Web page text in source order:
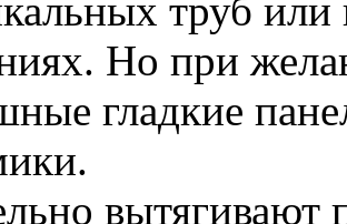
труб
Но при
гладкие
вытягивают